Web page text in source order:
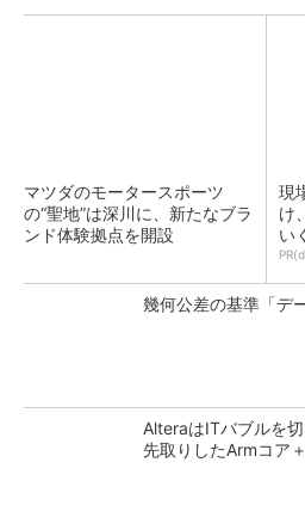
マツダのモータースポーツ
の“聖地”は深川に、新たなブラ
ンド体験拠点を開設
現
け
いく
幾何公差の基準「デ
AlteraはITバブルを
先取りしたArmコア